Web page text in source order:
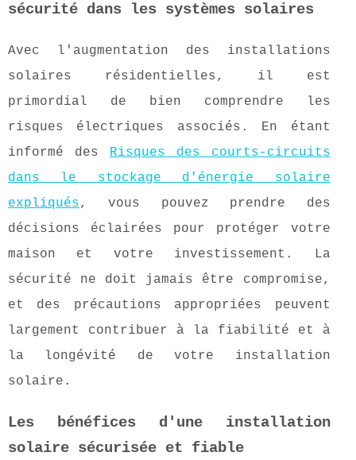
sécurité dans les systèmes solaires
Avec l'augmentation des installations
solaires résidentielles, il est
primordial de bien comprendre les
risques électriques associés. En étant
informé des Risques des courts-circuits
dans le stockage d'énergie solaire
expliqués, vous pouvez prendre des
décisions éclairées pour protéger votre
maison et votre investissement. La
sécurité ne doit jamais être compromise,
et des précautions appropriées peuvent
largement contribuer à la fiabilité et à
la longévité de votre installation
solaire.
Les bénéfices d'une installation
solaire sécurisée et fiable